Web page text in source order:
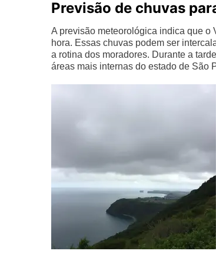
Previsão de chuvas
A previsão meteorológica indica que o
hora. Essas chuvas podem ser
a rotina dos moradores. Durante a
áreas mais internas do estado de São